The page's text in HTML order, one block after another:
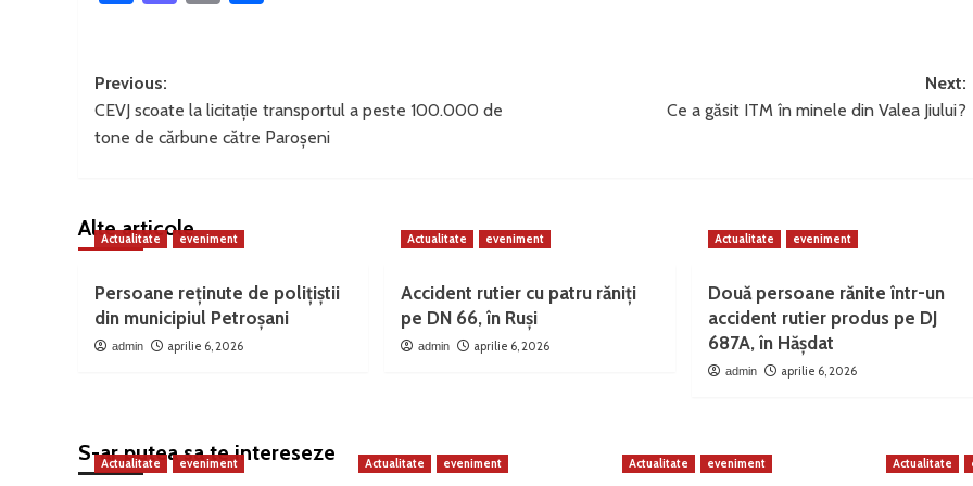
Post
navigation
Previous:
CEVJ scoate la licitație transportul a peste 100.000 de
tone de cărbune către Paroșeni
Next:
Ce a găsit ITM în minele din Valea Jiului?
Alte articole
Actualitate eveniment
Persoane reținute de polițiștii
din municipiul Petroșani
admin aprilie 6, 2026
Actualitate eveniment
Accident rutier cu patru răniți
pe DN 66, în Ruși
admin aprilie 6, 2026
Actualitate eveniment
Două persoane rănite într-un
accident rutier produs pe DJ
687A, în Hășdat
admin aprilie 6, 2026
S-ar putea sa te intereseze
Actualitate eveniment Actualitate eveniment Actualitate eveniment Actualitate